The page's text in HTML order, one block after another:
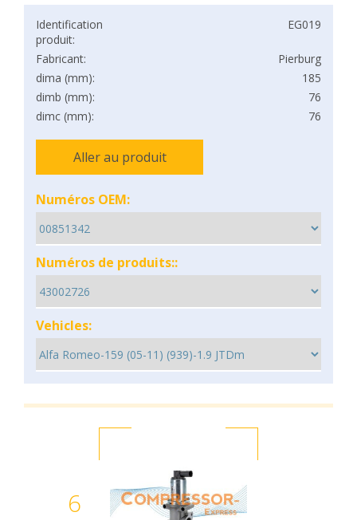
Identification
produit:
EG019
Fabricant:
Pierburg
dima (mm):
185
dimb (mm):
76
dimc (mm):
76
Aller au produit
Numéros OEM:
Numéros de produits::
Vehicles:
6